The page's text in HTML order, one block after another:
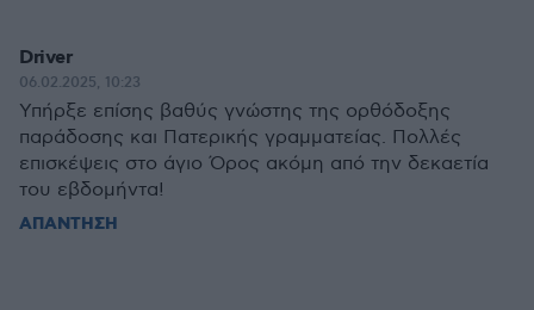
Driver
06.02.2025, 10:23
Υπήρξε επίσης βαθύς γνώστης της ορθόδοξης
παράδοσης και Πατερικής γραμματείας. Πολλές
επισκέψεις στο άγιο Όρος ακόμη από την δεκαετία
του εβδομήντα!
ΑΠΑΝΤΗΣΗ